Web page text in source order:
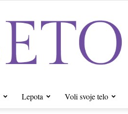
Lepota Voli svoje telo